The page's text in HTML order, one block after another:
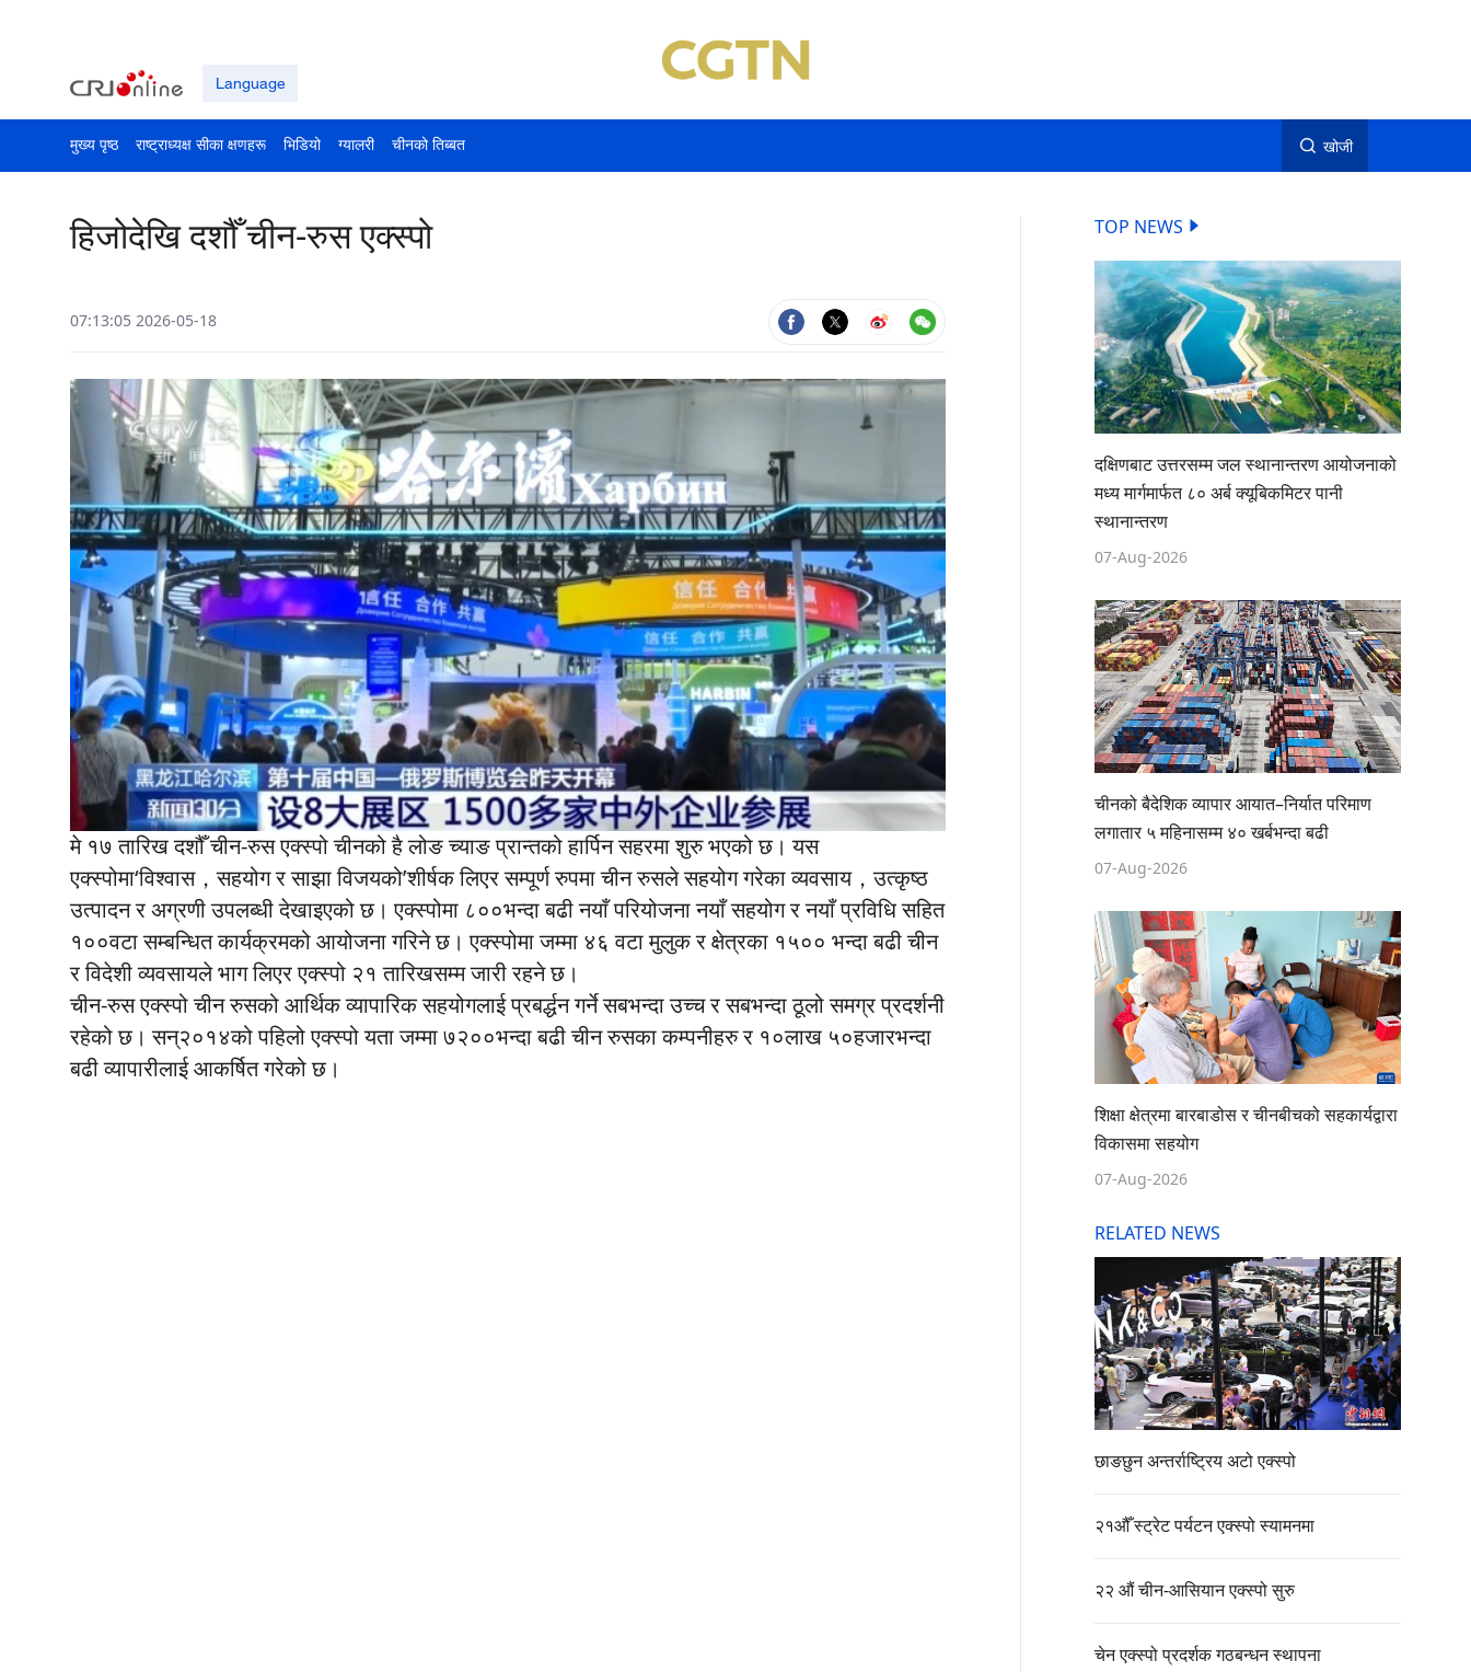
Language
मुख्य पृष्ठ राष्ट्राध्यक्ष सीका क्षणहरू भिडियो ग्यालरी चीनको तिब्बत खोजी
हिजोदेखि दशौँ चीन-रुस एक्स्पो
07:13:05 2026-05-18
मे १७ तारिख दशौँ चीन-रुस एक्स्पो चीनको है लोङ च्याङ प्रान्तको हार्पिन सहरमा शुरु भएको छ। यस
एक्स्पोमा‘विश्वास，सहयोग र साझा विजयको’शीर्षक लिएर सम्पूर्ण रुपमा चीन रुसले सहयोग गरेका व्यवसाय，उत्कृष्ठ
उत्पादन र अग्रणी उपलब्धी देखाइएको छ। एक्स्पोमा ८००भन्दा बढी नयाँ परियोजना नयाँ सहयोग र नयाँ प्रविधि सहित
१००वटा सम्बन्धित कार्यक्रमको आयोजना गरिने छ। एक्स्पोमा जम्मा ४६ वटा मुलुक र क्षेत्रका १५०० भन्दा बढी चीन
र विदेशी व्यवसायले भाग लिएर एक्स्पो २१ तारिखसम्म जारी रहने छ।
चीन-रुस एक्स्पो चीन रुसको आर्थिक व्यापारिक सहयोगलाई प्रबर्द्धन गर्ने सबभन्दा उच्च र सबभन्दा ठूलो समग्र प्रदर्शनी
रहेको छ। सन्२०१४को पहिलो एक्स्पो यता जम्मा ७२००भन्दा बढी चीन रुसका कम्पनीहरु र १०लाख ५०हजारभन्दा
बढी व्यापारीलाई आकर्षित गरेको छ।
TOP NEWS
दक्षिणबाट उत्तरसम्म जल स्थानान्तरण आयोजनाको
मध्य मार्गमार्फत ८० अर्ब क्यूबिकमिटर पानी
स्थानान्तरण
07-Aug-2026
चीनको बैदेशिक व्यापार आयात–निर्यात परिमाण
लगातार ५ महिनासम्म ४० खर्बभन्दा बढी
07-Aug-2026
शिक्षा क्षेत्रमा बारबाडोस र चीनबीचको सहकार्यद्वारा
विकासमा सहयोग
07-Aug-2026
RELATED NEWS
छाङछुन अन्तर्राष्ट्रिय अटो एक्स्पो
२१औँ स्ट्रेट पर्यटन एक्स्पो स्यामनमा
२२ औं चीन-आसियान एक्स्पो सुरु
चेन एक्स्पो प्रदर्शक गठबन्धन स्थापना